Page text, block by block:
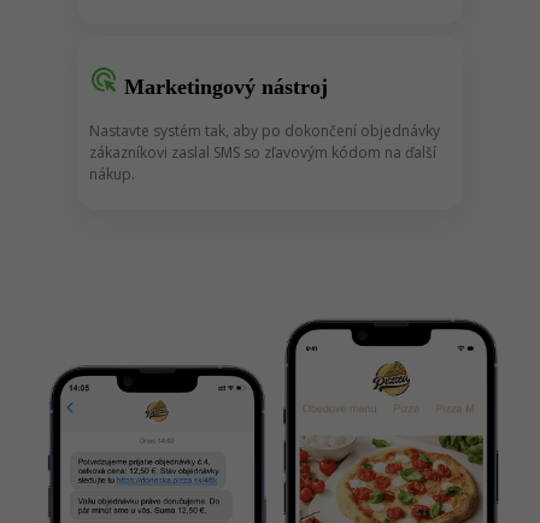
ads_click Marketingový nástroj
Nastavte systém tak, aby po dokončení objednávky
zákazníkovi zaslal SMS so zľavovým kódom na ďalší
nákup.